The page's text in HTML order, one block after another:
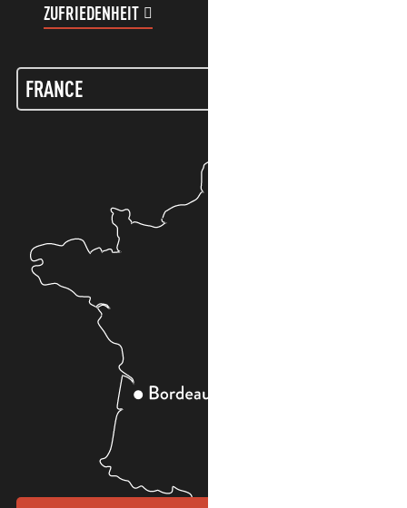
ZUFRIEDENHEIT